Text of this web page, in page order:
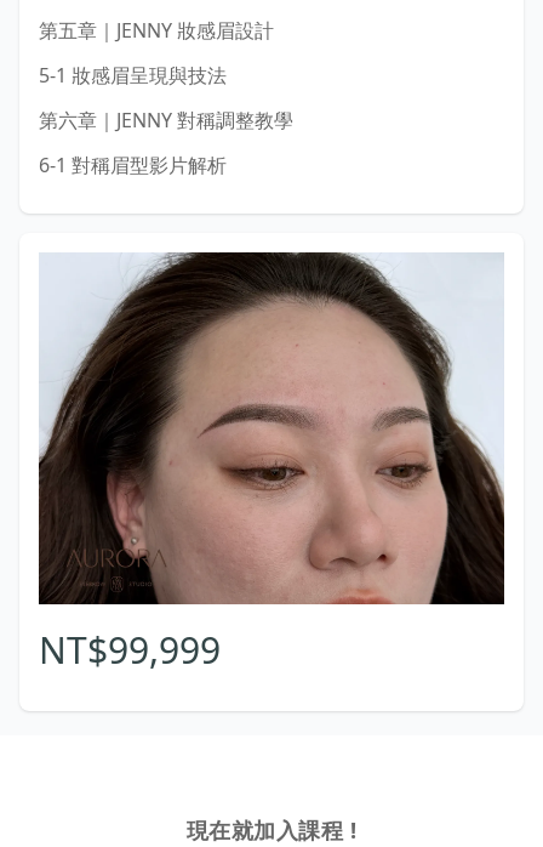
第五章｜JENNY 妝感眉設計
5-1 妝感眉呈現與技法
第六章｜JENNY 對稱調整教學
6-1 對稱眉型影片解析
NT$99,999
現在就加入課程 !